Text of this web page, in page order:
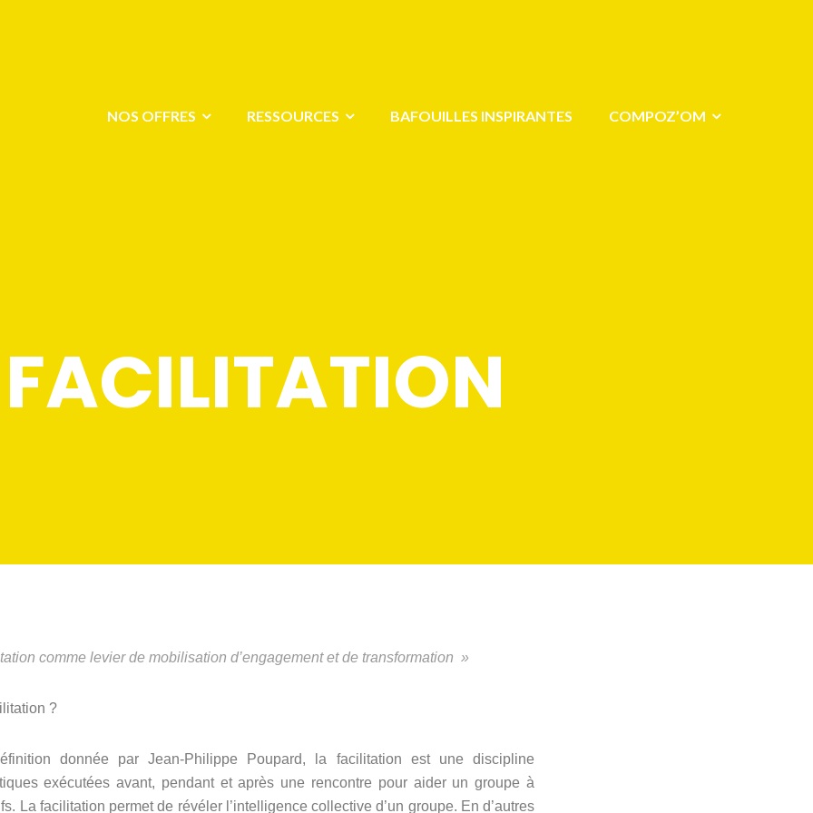
NOS OFFRES RESSOURCES BAFOUILLES INSPIRANTES COMPOZ’OM
comme levier de mobilisation d’engagement et de transformation »
?
donnée par Jean-Philippe Poupard, la facilitation est une discipline
exécutées avant, pendant et après une rencontre pour aider un groupe à
La facilitation permet de révéler l’intelligence collective d’un groupe. En d’autres